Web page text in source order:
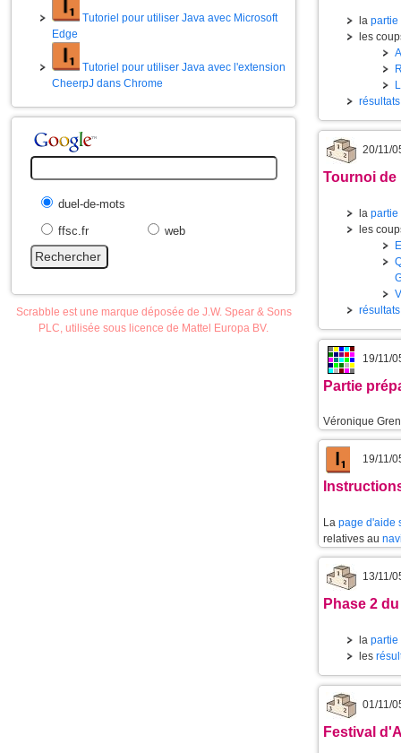
Tutoriel pour utiliser Java avec Microsoft
Edge
Tutoriel pour utiliser Java avec l'extension
CheerpJ dans Chrome
duel-de-mots
ffsc.fr
web
Scrabble est une marque déposée de J.W. Spear & Sons
PLC, utilisée sous licence de Mattel Europa BV.
la partie
les
20/11/
Tournoi de
la partie
les
19/11/
Partie
Véronique
19/11/
La page d'aide
relatives au
13/11/
Phase 2
la partie
les
01/11/
Festival